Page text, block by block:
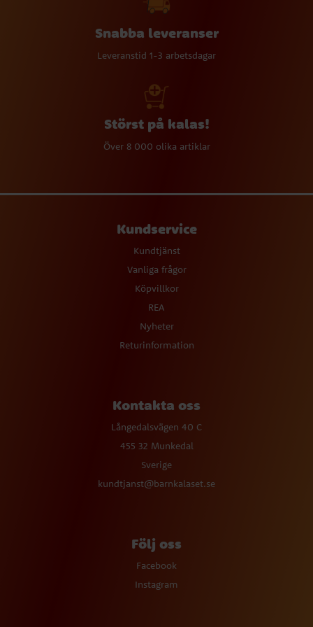
Snabba leveranser
Leveranstid 1-3 arbetsdagar
Störst på kalas!
Över 8 000 olika artiklar
Kundservice
Kundtjänst
Vanliga frågor
Köpvillkor
REA
Nyheter
Returinformation
Kontakta oss
Långedalsvägen 40 C
455 32 Munkedal
Sverige
kundtjanst@barnkalaset.se
Följ oss
Facebook
Instagram